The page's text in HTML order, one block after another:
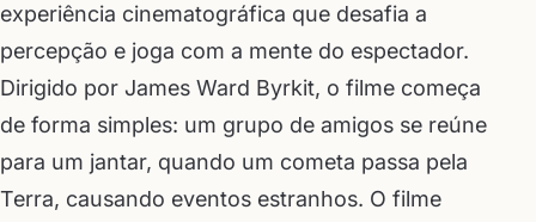
experiência cinematográfica que desafia a
percepção e joga com a mente do espectador.
Dirigido por James Ward Byrkit, o filme começa
de forma simples: um grupo de amigos se reúne
para um jantar, quando um cometa passa pela
Terra, causando eventos estranhos. O filme